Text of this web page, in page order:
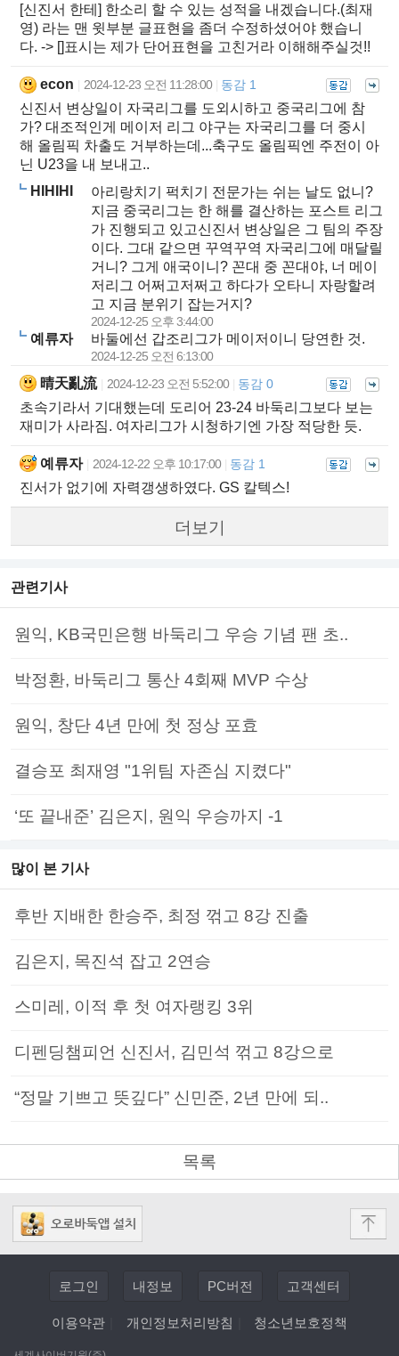
[신진서 한테] 한소리 할 수 있는 성적을 내겠습니다.(최재
영) 라는 맨 윗부분 글표현을 좀더 수정하셨어야 했습니
다. -> []표시는 제가 단어표현을 고친거라 이해해주실것!!
econ 2024-12-23 오전 11:28:00 동감 1
신진서 변상일이 자국리그를 도외시하고 중국리그에 참
가? 대조적인게 메이저 리그 야구는 자국리그를 더 중시
해 올림픽 차출도 거부하는데...축구도 올림픽엔 주전이 아
닌 U23을 내 보내고..
HIHIHI
아리랑치기 퍽치기 전문가는 쉬는 날도 없니?
지금 중국리그는 한 해를 결산하는 포스트 리그
가 진행되고 있고신진서 변상일은 그 팀의 주장
이다. 그대 같으면 꾸역꾸역 자국리그에 매달릴
거니? 그게 애국이니? 꼰대 중 꼰대야, 너 메이
저리그 어쩌고저쩌고 하다가 오타니 자랑할려
고 지금 분위기 잡는거지?
2024-12-25 오후 3:44:00
예류자 바둘에선 갑조리그가 메이저이니 당연한 것.
2024-12-25 오전 6:13:00
晴天亂流 2024-12-23 오전 5:52:00 동감 0
초속기라서 기대했는데 도리어 23-24 바둑리그보다 보는
재미가 사라짐. 여자리그가 시청하기엔 가장 적당한 듯.
예류자 2024-12-22 오후 10:17:00 동감 1
진서가 없기에 자력갱생하였다. GS 칼텍스!
더보기
관련기사
원익, KB국민은행 바둑리그 우승 기념 팬 초..
박정환, 바둑리그 통산 4회째 MVP 수상
원익, 창단 4년 만에 첫 정상 포효
결승포 최재영 "1위팀 자존심 지켰다"
‘또 끝내준’ 김은지, 원익 우승까지 -1
많이 본 기사
후반 지배한 한승주, 최정 꺾고 8강 진출
김은지, 목진석 잡고 2연승
스미레, 이적 후 첫 여자랭킹 3위
디펜딩챔피언 신진서, 김민석 꺾고 8강으로
“정말 기쁘고 뜻깊다” 신민준, 2년 만에 되..
목록
로그인 내정보 PC버전 고객센터
이용약관 개인정보처리방침 청소년보호정책